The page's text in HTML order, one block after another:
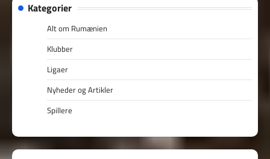
Kategorier
Alt om Rumænien
Klubber
Ligaer
Nyheder og Artikler
Spillere